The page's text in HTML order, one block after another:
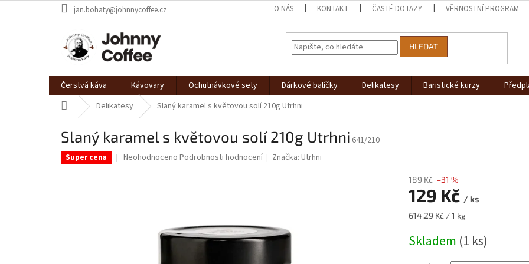
na
jan.bohaty@johnnycoffee.cz O NÁS KONTAKT ČASTÉ DOTAZY VĚRNOSTNÍ PROGRAM
HLEDAT
Čerstvá káva Kávovary Ochutnávkové sety Dárkové balíčky Delikatesy Baristické kurzy
Domů Delikatesy Slaný karamel s květovou solí 210g Utrhni
Slaný karamel s květovou solí 210g Utrhni 641/210
Super cena
Průměrné
hvězdiček.
Neohodnoceno Podrobnosti hodnocení Značka:Utrhni
189 Kč –31 %
129 Kč / ks
Měrná
614,29 Kč / 1 kg
Skladem (1 ks)